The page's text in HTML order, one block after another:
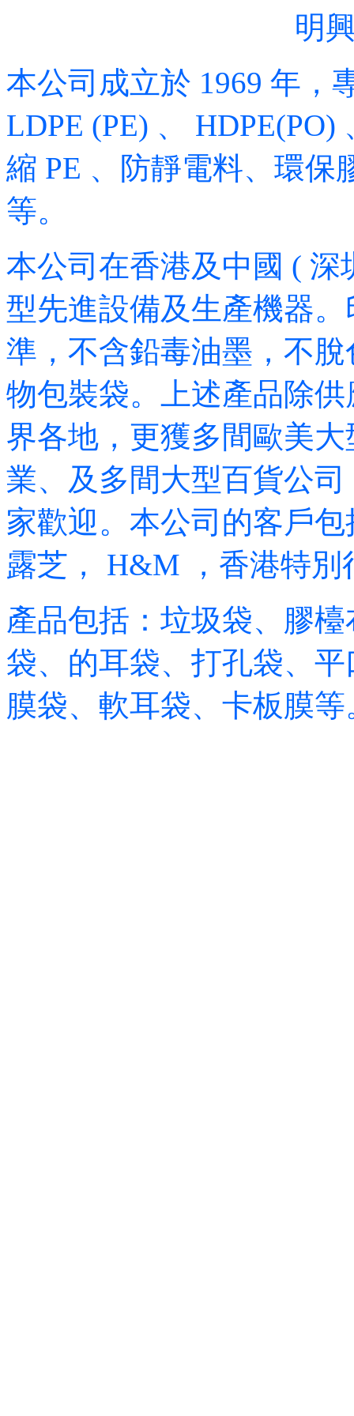
明
本公司成立於 1969 年，
LDPE (PE) 、 HDPE(PO)
縮 PE 、防靜電料、環保
等。
本公司在香港及中國 (
型先進設備及生產機器
準，不含鉛毒油墨，不
物包裝袋。上述產品除
界各地，更獲多間歐美
業、及多間大型百貨公
家歡迎。本公司的客戶
露芝， H&M ，香港特
產品包括：垃圾袋、膠
袋、的耳袋、打孔袋、
膜袋、軟耳袋、卡板膜等